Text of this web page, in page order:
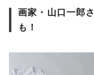
画家・山口一郎
も！